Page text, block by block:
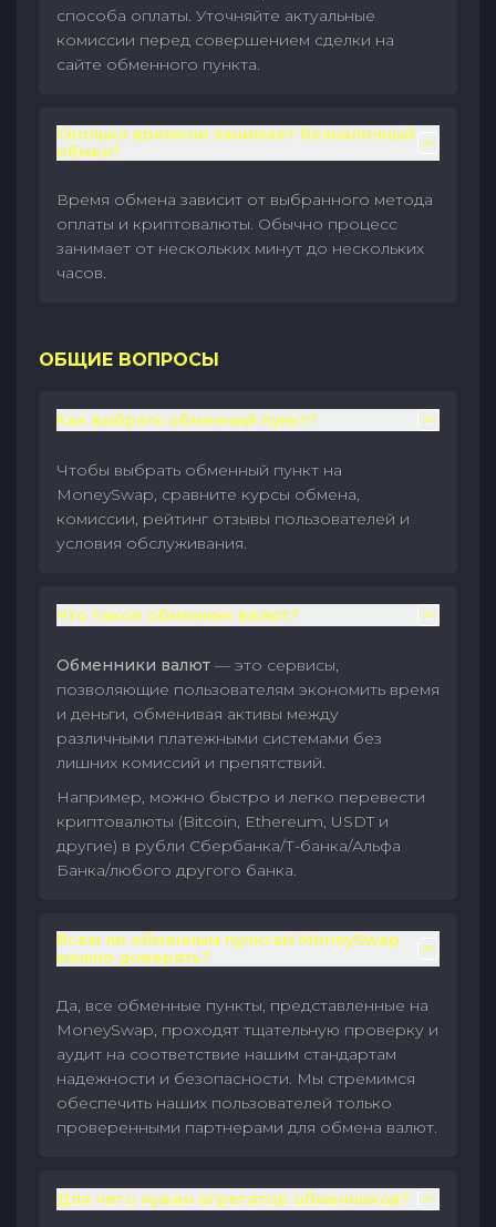
способа оплаты. Уточняйте актуальные
комиссии перед совершением сделки на
сайте обменного пункта.
Сколько времени занимает безналичный
обмен?
Время обмена зависит от выбранного метода
оплаты и криптовалюты. Обычно процесс
занимает от нескольких минут до нескольких
часов.
ОБЩИЕ ВОПРОСЫ
Как выбрать обменный пункт?
Чтобы выбрать обменный пункт на
MoneySwap, сравните курсы обмена,
комиссии, рейтинг отзывы пользователей и
условия обслуживания.
Что такое обменник валют?
Обменники валют — это сервисы,
позволяющие пользователям экономить время
и деньги, обменивая активы между
различными платежными системами без
лишних комиссий и препятствий.
Например, можно быстро и легко перевести
криптовалюты (Bitcoin, Ethereum, USDT и
другие) в рубли Сбербанка/Т-банка/Альфа
Банка/любого другого банка.
Всем ли обменным пунктам MoneySwap
можно доверять?
Да, все обменные пункты, представленные на
MoneySwap, проходят тщательную проверку и
аудит на соответствие нашим стандартам
надежности и безопасности. Мы стремимся
обеспечить наших пользователей только
проверенными партнерами для обмена валют.
Для чего нужен агрегатор обменников?